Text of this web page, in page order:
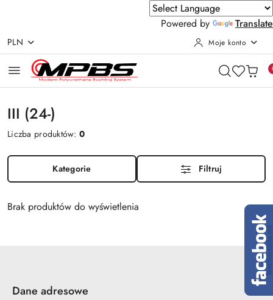
Powered by
Translate
Przejdź do treści głównej
Przejdź do wyszukiwarki
Przejdź do moje konto
Przejdź do menu głównego
Przejdź do stopki
PLN Moje konto
III (24-)
Liczba produktów:0
Kategorie Filtruj
Brak produktów do wyświetlenia
Dane adresowe